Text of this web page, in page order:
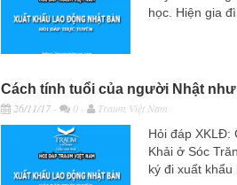
học. Hiện gia
Cách tính tuổi của người Nhật
26/11/17 - 0 -
Traum Việt Nam
Hỏi đáp XKLĐ:
Khải ở Sóc
ký đi xuất